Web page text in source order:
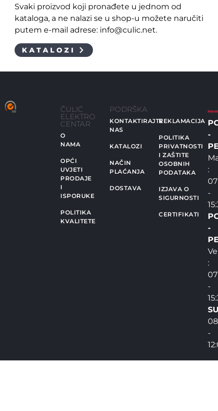
Svaki proizvod koji pronađete u jednom od
kataloga, a ne nalazi se u shop-u možete naručiti
putem e-mail adrese: info@culic.net.
KATALOZI
ČULIĆ
ELEKTRO
CENTAR
O
NAMA
OPĆI
UVJETI
PRODAJE
I
ISPORUKE
POLITIKA
KVALITETE
PODRŠKA
KONTAKTIRAJTE
NAS
KATALOZI
NAČIN
PLAĆANJA
DOSTAVA
REKLAMACIJA
POLITIKA
PRIVATNOSTI
I ZAŠTITE
OSOBNIH
PODATAKA
IZJAVA O
SIGURNOSTI
CERTIFIKATI
-
:
-
-
:
-
-